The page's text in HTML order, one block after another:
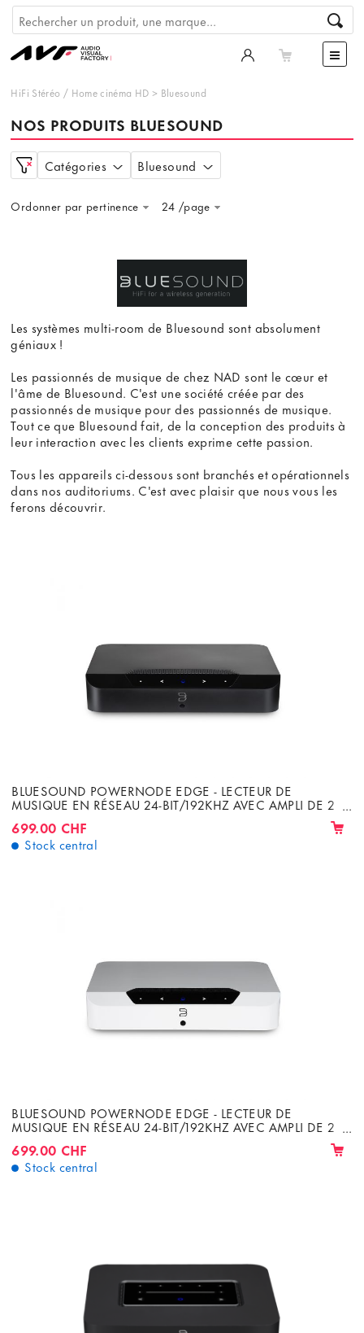
HiFi Stéréo / Home cinéma HD > Bluesound
NOS PRODUITS BLUESOUND
Catégories Bluesound
Ordonner par pertinence 24 /page
Les systèmes multi-room de Bluesound sont absolument
géniaux !
Les passionnés de musique de chez NAD sont le cœur et
l'âme de Bluesound. C'est une société créée par des
passionnés de musique pour des passionnés de musique.
Tout ce que Bluesound fait, de la conception des produits à
leur interaction avec les clients exprime cette passion.
Tous les appareils ci-dessous sont branchés et opérationnels
dans nos auditoriums. C'est avec plaisir que nous vous les
ferons découvrir.
BLUESOUND POWERNODE EDGE - LECTEUR DE
MUSIQUE EN RÉSEAU 24-BIT/192KHZ AVEC AMPLI DE 2
699.00 CHF
Stock central
BLUESOUND POWERNODE EDGE - LECTEUR DE
MUSIQUE EN RÉSEAU 24-BIT/192KHZ AVEC AMPLI DE 2
699.00 CHF
Stock central